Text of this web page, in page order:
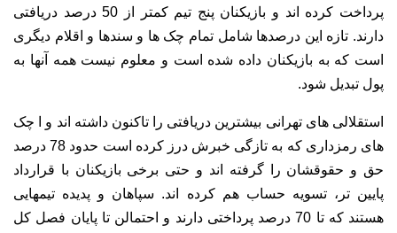
پرداخت کرده اند و بازیکنان پنج تیم کمتر از 50 درصد دریافتی
دارند. تازه این درصدها شامل تمام چک ها و سندها و اقلام دیگری
است که به بازیکنان داده شده است و معلوم نیست همه آنها به
پول تبدیل شود.
استقلالی های تهرانی بیشترین دریافتی را تاکنون داشته اند و ا چک
های رمزداری که به تازگی خبرش درز کرده است حدود 78 درصد
حق و حقوقشان را گرفته اند و حتی برخی بازیکنان با قرارداد
پایین تر، تسویه حساب هم کرده اند. سپاهان و پدیده تیمهایی
هستند که تا 70 درصد پرداختی دارند و احتمالن تا پایان فصل کل